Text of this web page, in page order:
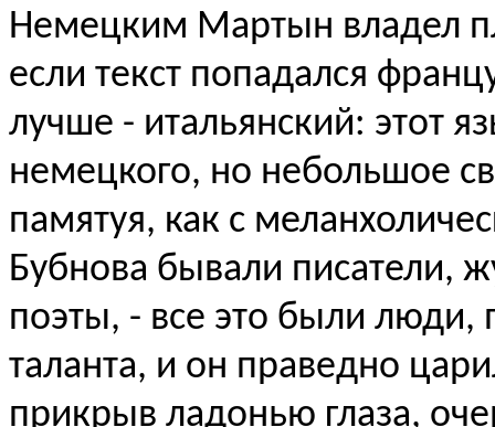
Немецким Мартын владел
если текст попадался
лучше - итальянский: этот
немецкого, но небольшое
памятуя, как с
Бубнова бывали писатели,
поэты, - все это были
таланта, и он праведно
прикрыв ладонью глаза,